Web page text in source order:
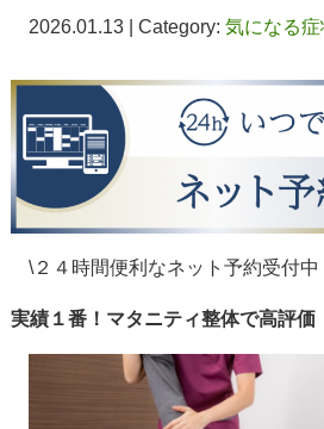
2026.01.13 | Category: 気になる症
\２４時間便利なネット予約受付中
実績１番！マタニティ整体で高評価